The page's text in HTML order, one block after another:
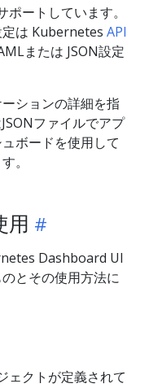
ートしています。
定は Kubernetes API
または JSON設定
ションの詳細を指
ファイルでアプ
ボードを使用して
。
用
Dashboard UI
とその使用方法に
ェクトが定義されて